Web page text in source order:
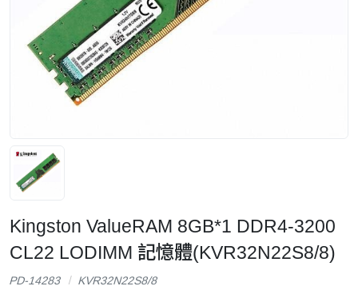
Kingston ValueRAM 8GB*1 DDR4-3200
CL22 LODIMM 記憶體(KVR32N22S8/8)
PD-14283
KVR32N22S8/8